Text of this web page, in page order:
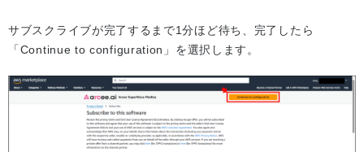
サブスクライブが完了するまで1分ほど待ち、完了したら
「Continue to configuration」を選択します。